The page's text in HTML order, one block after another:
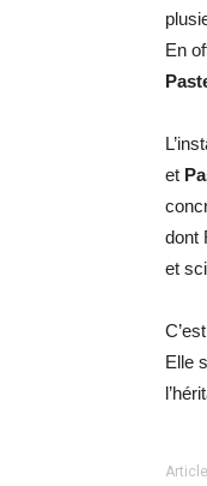
En
et
dont
et
Elle